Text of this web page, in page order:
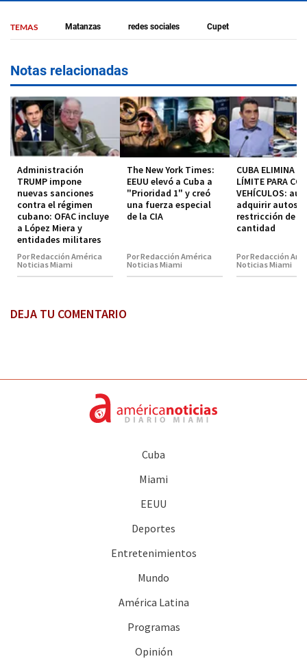
TEMAS Matanzas redes sociales Cupet
Notas relacionadas
Administración
TRUMP impone
nuevas sanciones
contra el régimen
cubano: OFAC incluye
a López Miera y
entidades militares
Por Redacción América
Noticias Miami
The New York Times:
EEUU elevó a Cuba a
"Prioridad 1" y creó
una fuerza especial
de la CIA
Por Redacción América
Noticias Miami
CUBA ELIMINA EL
LÍMITE PARA
VEHÍCULOS:
adquirir autos
restricción de
cantidad
Por Redacción
Noticias Miami
DEJA TU COMENTARIO
Cuba
Miami
EEUU
Deportes
Entretenimientos
Mundo
América Latina
Programas
Opinión